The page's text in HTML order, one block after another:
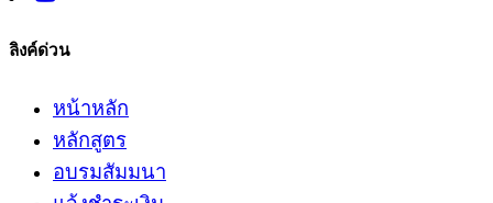
ลิงค์ด่วน
หน้าหลัก
หลักสูตร
อบรมสัมมนา